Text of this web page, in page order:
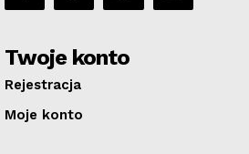
Twoje konto
Rejestracja
Moje konto